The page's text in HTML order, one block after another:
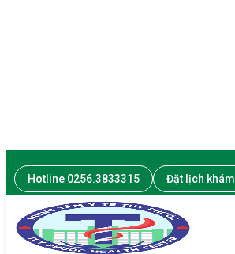
Hotline 0256.3833315 Đặt lịch khám